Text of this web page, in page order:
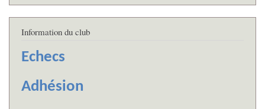
Information du club
Echecs
Adhésion